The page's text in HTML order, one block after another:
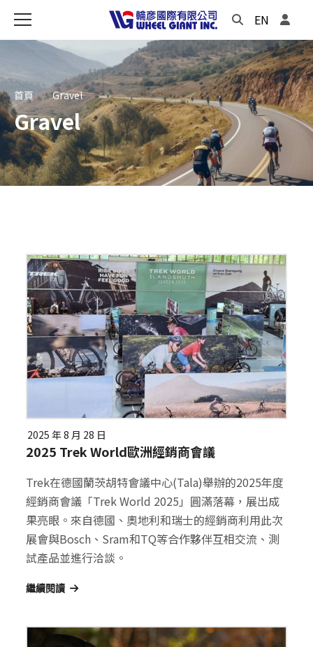
EN
首頁 Gravel
Gravel
2025 年 8 月 28 日
2025 Trek World歐洲經銷商會議
Trek在德國蘭茨胡特會議中心(Tala)舉辦的2025年度
經銷商會議「Trek World 2025」圓滿落幕，展出成
果亮眼。來自德國、奧地利和瑞士的經銷商利用此次
展會與Bosch、Sram和TQ等合作夥伴互相交流、測
試產品並進行洽談。
繼續閱讀